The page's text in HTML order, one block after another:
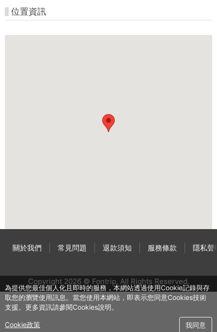
位置資訊
關於我們 常見問題 退款須知 服務條款 隱私聲
Copyright 2026 © Fontrip, All Rights Reserved.
為提供您最佳個人化且即時的服務，本網站透過使用Cookie記錄與存
取您的瀏覽使用訊息。當您使用本網站，即表示您同意Cookies技術
支援。更多資訊請參閱Cookies說明。
我同意
Cookie政策